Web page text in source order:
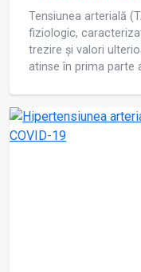
Tensiunea arterială
fiziologic,
trezire și valori
atinse în prima parte